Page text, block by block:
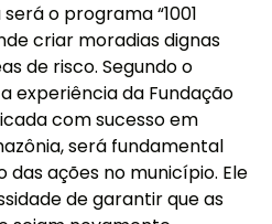
o programa “1001
criar moradias dignas
de risco. Segundo o
experiência da Fundação
com sucesso em
será fundamental
ações no município. Ele
de garantir que as